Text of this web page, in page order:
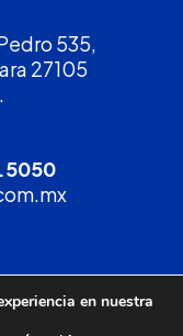
535,
27105
!
en nuestra